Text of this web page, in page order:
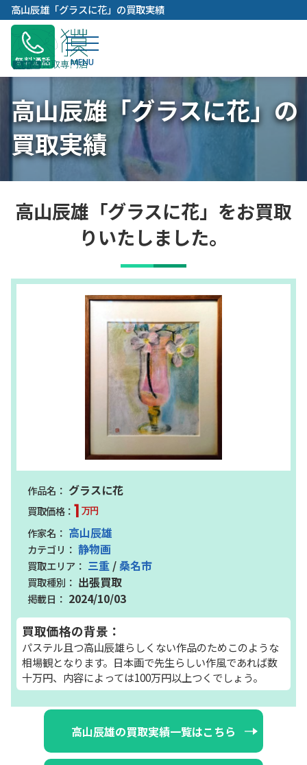
内
容
キ
プ
高山辰雄「グラスに花」の買取実績
無料通話
高山辰雄「グラスに花」の
買取実績
高山辰雄「グラスに花」をお買取
りいたしました。
グラスに花
1 万円
高山辰雄
静物画
三重 / 桑名市
出張買取
2024/10/03
買取価格の背景：
パステル且つ高山辰雄らしくない作品のためこのような
相場観となります。日本画で先生らしい作風であれば数
十万円、内容によっては100万円以上つくでしょう。
高山辰雄の買取実績一覧はこちら